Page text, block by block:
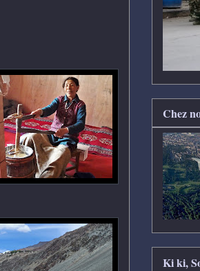
Chez
Ki ki,